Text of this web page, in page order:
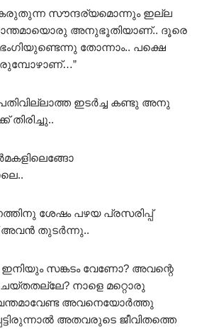
സൗന്ദര്യമൊന്നും ഇല്ല
അനുഭൂതിയാണ്.. ദൂരെ
തോന്നാം.. പക്ഷെ
ഇടർച്ച കണ്ടു അനു
ശേഷം പഴയ പ്രസരിപ്പ്
അവൻ തുടർന്നു..
സങ്കടം വേണോ? അവന്റെ
നാളെ മറ്റൊരു
അവനെയോർത്തു
അതവരുടെ ജീവിതത്തെ